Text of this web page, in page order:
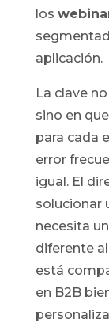
los
aplicación.
La clave
sino en
para cada
error
igual. El
solucionar
necesita
diferente
está
en B2B